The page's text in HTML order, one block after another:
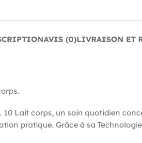
AVIS (0)LIVRAISON ET
10 Lait corps, un soin quotidien
pratique. Grâce à sa